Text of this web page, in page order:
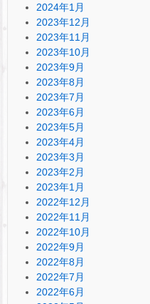
2024年1月
2023年12月
2023年11月
2023年10月
2023年9月
2023年8月
2023年7月
2023年6月
2023年5月
2023年4月
2023年3月
2023年2月
2023年1月
2022年12月
2022年11月
2022年10月
2022年9月
2022年8月
2022年7月
2022年6月